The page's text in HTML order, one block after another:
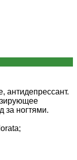
антидепрессант.
за ногтями.